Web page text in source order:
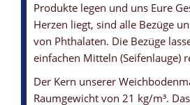
Produkte legen und uns Eure
Herzen liegt, sind alle Bezüge
von Phthalaten. Die Bezüge
einfachen Mitteln (Seifenlauge)
Der Kern unserer
Raumgewicht von 21 kg/m³.